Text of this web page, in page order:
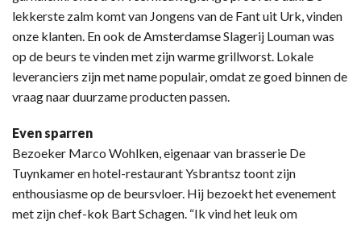
lekkerste zalm komt van Jongens van de Fant uit Urk, vinden
onze klanten. En ook de Amsterdamse Slagerij Louman was
op de beurs te vinden met zijn warme grillworst. Lokale
leveranciers zijn met name populair, omdat ze goed binnen de
vraag naar duurzame producten passen.
Even sparren
Bezoeker Marco Wohlken, eigenaar van brasserie De
Tuynkamer en hotel-restaurant Ysbrantsz toont zijn
enthousiasme op de beursvloer. Hij bezoekt het evenement
met zijn chef-kok Bart Schagen. “Ik vind het leuk om